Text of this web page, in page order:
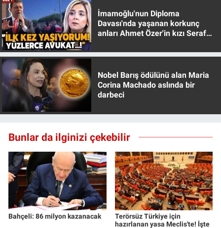
İmamoğlu'nun Diploma
Davası'nda yaşanan korkunç
anları Ahmet Özer'in kızı Seraf
Nobel Barış ödülünü alan Maria
Corina Machado aslında bir
darbeci
Bunlar da ilginizi çekebilir
Bahçeli: 86 milyon kazanacak
Terörsüz Türkiye için
hazırlanan yasa Meclis'te! İşte